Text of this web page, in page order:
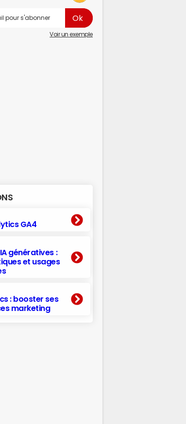
Voir un exemple
GA4
génératives :
et usages
: booster ses
marketing